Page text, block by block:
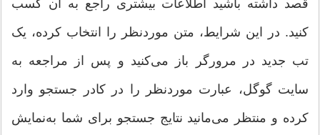
قصد داشته باشید اطلاعات بیشتری راجع به آن کسب
کنید. در این شرایط، متن موردنظر را انتخاب کرده، یک
تب جدید در مرورگر باز می‌کنید و پس از مراجعه به
سایت گوگل، عبارت موردنظر را در کادر جستجو وارد
کرده و منتظر می‌مانید نتایج جستجو برای شما به‌نمایش